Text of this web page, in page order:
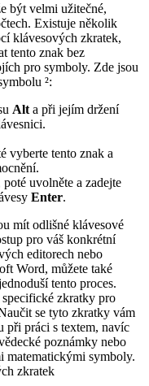
být velmi užitečné,
Existuje několik
klávesových zkratek,
tento znak bez
pro symboly. Zde jsou
²:
Alt a při jejím držení
vyberte tento znak a
poté uvolněte a zadejte
Enter.
mít odlišné klávesové
pro váš konkrétní
editorech nebo
Word, můžete také
tento proces.
zkratky pro
se tyto zkratky vám
při práci s textem, navíc
poznámky nebo
matematickými symboly.